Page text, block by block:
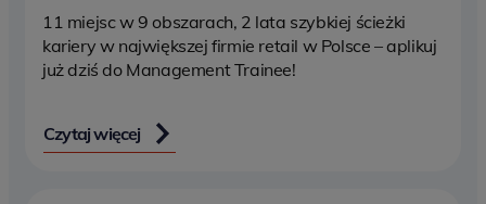
11 miejsc w 9 obszarach, 2 lata szybkiej ścieżki
kariery w największej firmie retail w Polsce – aplikuj
już dziś do Management Trainee!
Czytaj więcej